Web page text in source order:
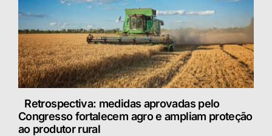
Retrospectiva: medidas aprovadas pelo
Congresso fortalecem agro e ampliam proteção
ao produtor rural